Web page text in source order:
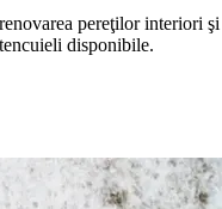
pereţilor interiori
disponibile.